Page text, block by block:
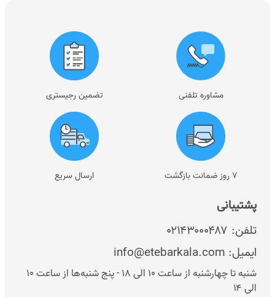
پشتیبانی
تلفن: ۰۲۱۴۳۰۰۰۴۸۷
ایمیل: info@etebarkala.com
شنبه تا چهارشنبه از ساعت ۱۰ الی ۱۸ - پنج شنبه‌ها از ساعت ۱۰
الی ۱۴
مشاوره تلفنی تضمین رجیستری
۷ روز ضمانت بازگشت ارسال سریع